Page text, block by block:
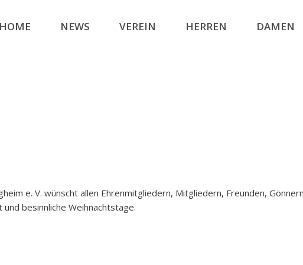
HOME NEWS VEREIN HERREN DAMEN
e. V. wünscht allen Ehrenmitgliedern, Mitgliedern, Freunden,
besinnliche Weihnachtstage.